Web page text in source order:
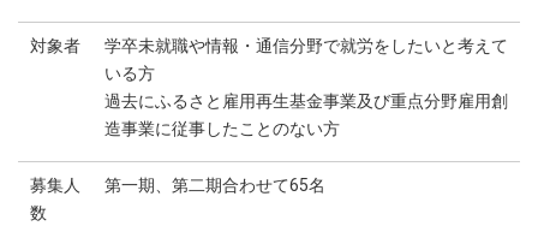
対象者
学卒未就職や情報・通信分野で就労をしたいと考えて
いる方
過去にふるさと雇用再生基金事業及び重点分野雇用創
造事業に従事したことのない方
募集人
数
第一期、第二期合わせて65名